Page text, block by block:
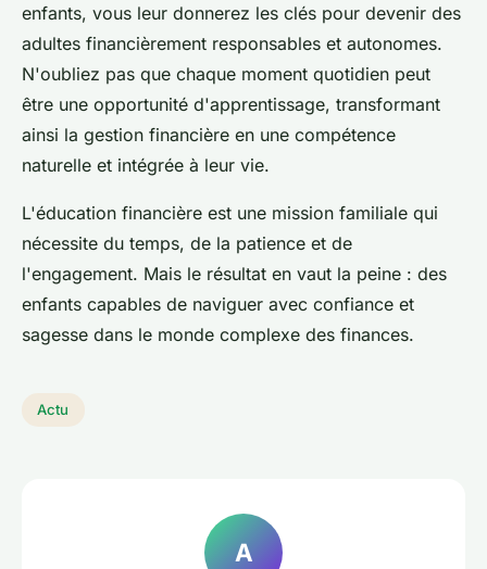
enfants, vous leur donnerez les clés pour devenir des
adultes financièrement responsables et autonomes.
N'oubliez pas que chaque moment quotidien peut
être une opportunité d'apprentissage, transformant
ainsi la gestion financière en une compétence
naturelle et intégrée à leur vie.
L'éducation financière est une mission familiale qui
nécessite du temps, de la patience et de
l'engagement. Mais le résultat en vaut la peine : des
enfants capables de naviguer avec confiance et
sagesse dans le monde complexe des finances.
Actu
A